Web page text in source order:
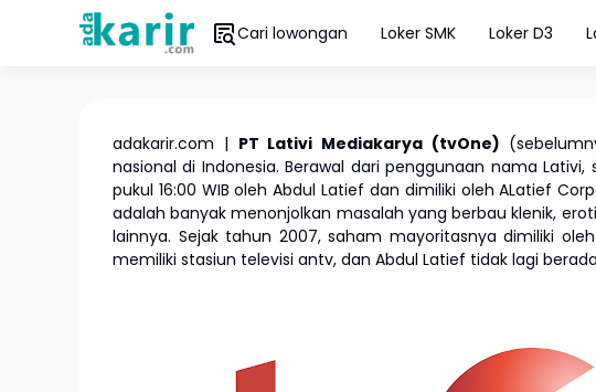
Cari lowongan Loker SMK Loker D3
adakarir.com | PT Lativi Mediakarya (tvOne)
nasional di Indonesia. Berawal dari penggunaan nama
pukul 16:00 WIB oleh Abdul Latief dan dimiliki oleh ALatief
adalah banyak menonjolkan masalah yang berbau klenik,
lainnya. Sejak tahun 2007, saham mayoritasnya dimiliki
memiliki stasiun televisi antv, dan Abdul Latief tidak lagi